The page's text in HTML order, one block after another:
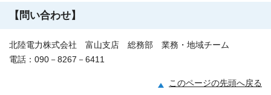
【問い合わせ】
北陸電力株式会社 富山支店 総務部 業務・地域チーム
電話：090－8267－6411
このページの先頭へ戻る